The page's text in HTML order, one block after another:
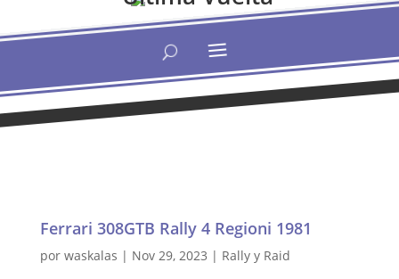
Ferrari 308GTB Rally 4 Regioni 1981
por waskalas | Nov 29, 2023 | Rally y Raid